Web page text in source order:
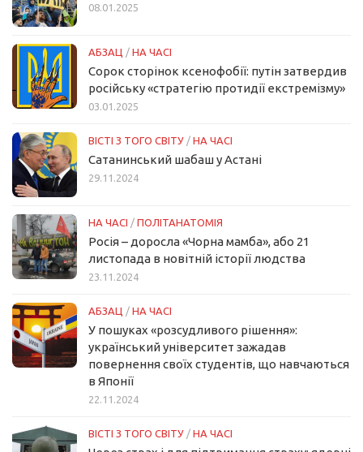
08.01.2025
АБЗАЦ / НА ЧАСІ
Сорок сторінок ксенофобії: путін затвердив
російську «стратегію протидії екстремізму»
03.01.2025
ВІСТІ З ТОГО СВІТУ / НА ЧАСІ
Сатанинський шабаш у Астані
29.11.2024
НА ЧАСІ / ПОЛІТАНАТОМІЯ
Росія – доросла «Чорна мамба», або 21
листопада в новітній історії людства
23.11.2024
АБЗАЦ / НА ЧАСІ
У пошуках «розсудливого рішення»:
український університет зажадав
повернення своїх студентів, що навчаються
в Японії
22.11.2024
ВІСТІ З ТОГО СВІТУ / НА ЧАСІ